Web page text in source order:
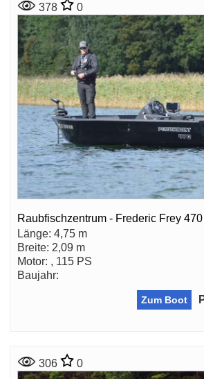
378 0
Raubfischzentrum - Frederic Frey
Länge: 4,75 m
Breite: 2,09 m
Motor: , 115 PS
Baujahr:
Zum Boot
306 0